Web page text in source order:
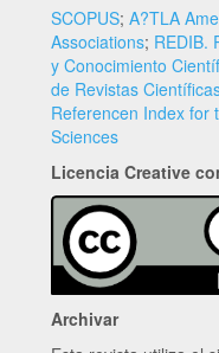
SCOPUS; A?TLA
Associations; REDIB.
y Conocimiento
de Revistas
Referencen Index for
Sciences
Licencia Creative
Archivar